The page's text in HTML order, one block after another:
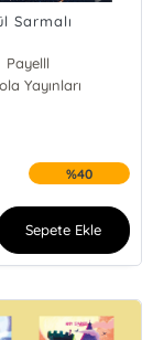
Sarmalı
Payelll
Yayınları
%40
Sepete Ekle